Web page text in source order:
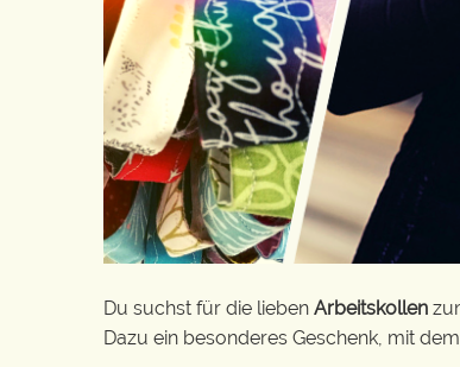
Du suchst für die lieben Arbeitskollen
Dazu ein besonderes Geschenk, mit